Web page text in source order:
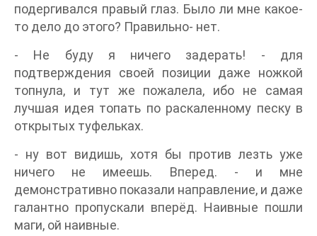
подергивался правый глаз. Было ли мне какое-
то дело до этого? Правильно- нет.
- Не буду я ничего задерать! - для
подтверждения своей позиции даже ножкой
топнула, и тут же пожалела, ибо не самая
лучшая идея топать по раскаленному песку в
открытых туфельках.
- ну вот видишь, хотя бы против лезть уже
ничего не имеешь. Вперед. - и мне
демонстративно показали направление, и даже
галантно пропускали вперёд. Наивные пошли
маги, ой наивные.